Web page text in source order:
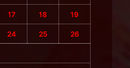
17 18 19
24 25 26